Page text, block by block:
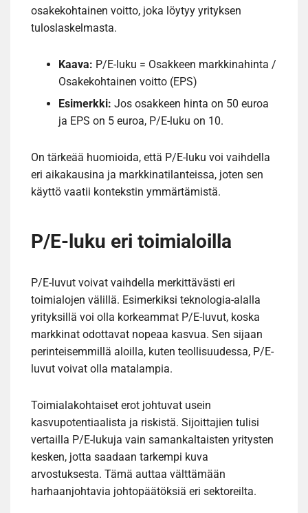
osakekohtainen voitto, joka löytyy yrityksen
tuloslaskelmasta.
Kaava: P/E-luku = Osakkeen markkinahinta /
Osakekohtainen voitto (EPS)
Esimerkki: Jos osakkeen hinta on 50 euroa
ja EPS on 5 euroa, P/E-luku on 10.
On tärkeää huomioida, että P/E-luku voi vaihdella
eri aikakausina ja markkinatilanteissa, joten sen
käyttö vaatii kontekstin ymmärtämistä.
P/E-luku eri toimialoilla
P/E-luvut voivat vaihdella merkittävästi eri
toimialojen välillä. Esimerkiksi teknologia-alalla
yrityksillä voi olla korkeammat P/E-luvut, koska
markkinat odottavat nopeaa kasvua. Sen sijaan
perinteisemmillä aloilla, kuten teollisuudessa, P/E-
luvut voivat olla matalampia.
Toimialakohtaiset erot johtuvat usein
kasvupotentiaalista ja riskistä. Sijoittajien tulisi
vertailla P/E-lukuja vain samankaltaisten yritysten
kesken, jotta saadaan tarkempi kuva
arvostuksesta. Tämä auttaa välttämään
harhaanjohtavia johtopäätöksiä eri sektoreilta.